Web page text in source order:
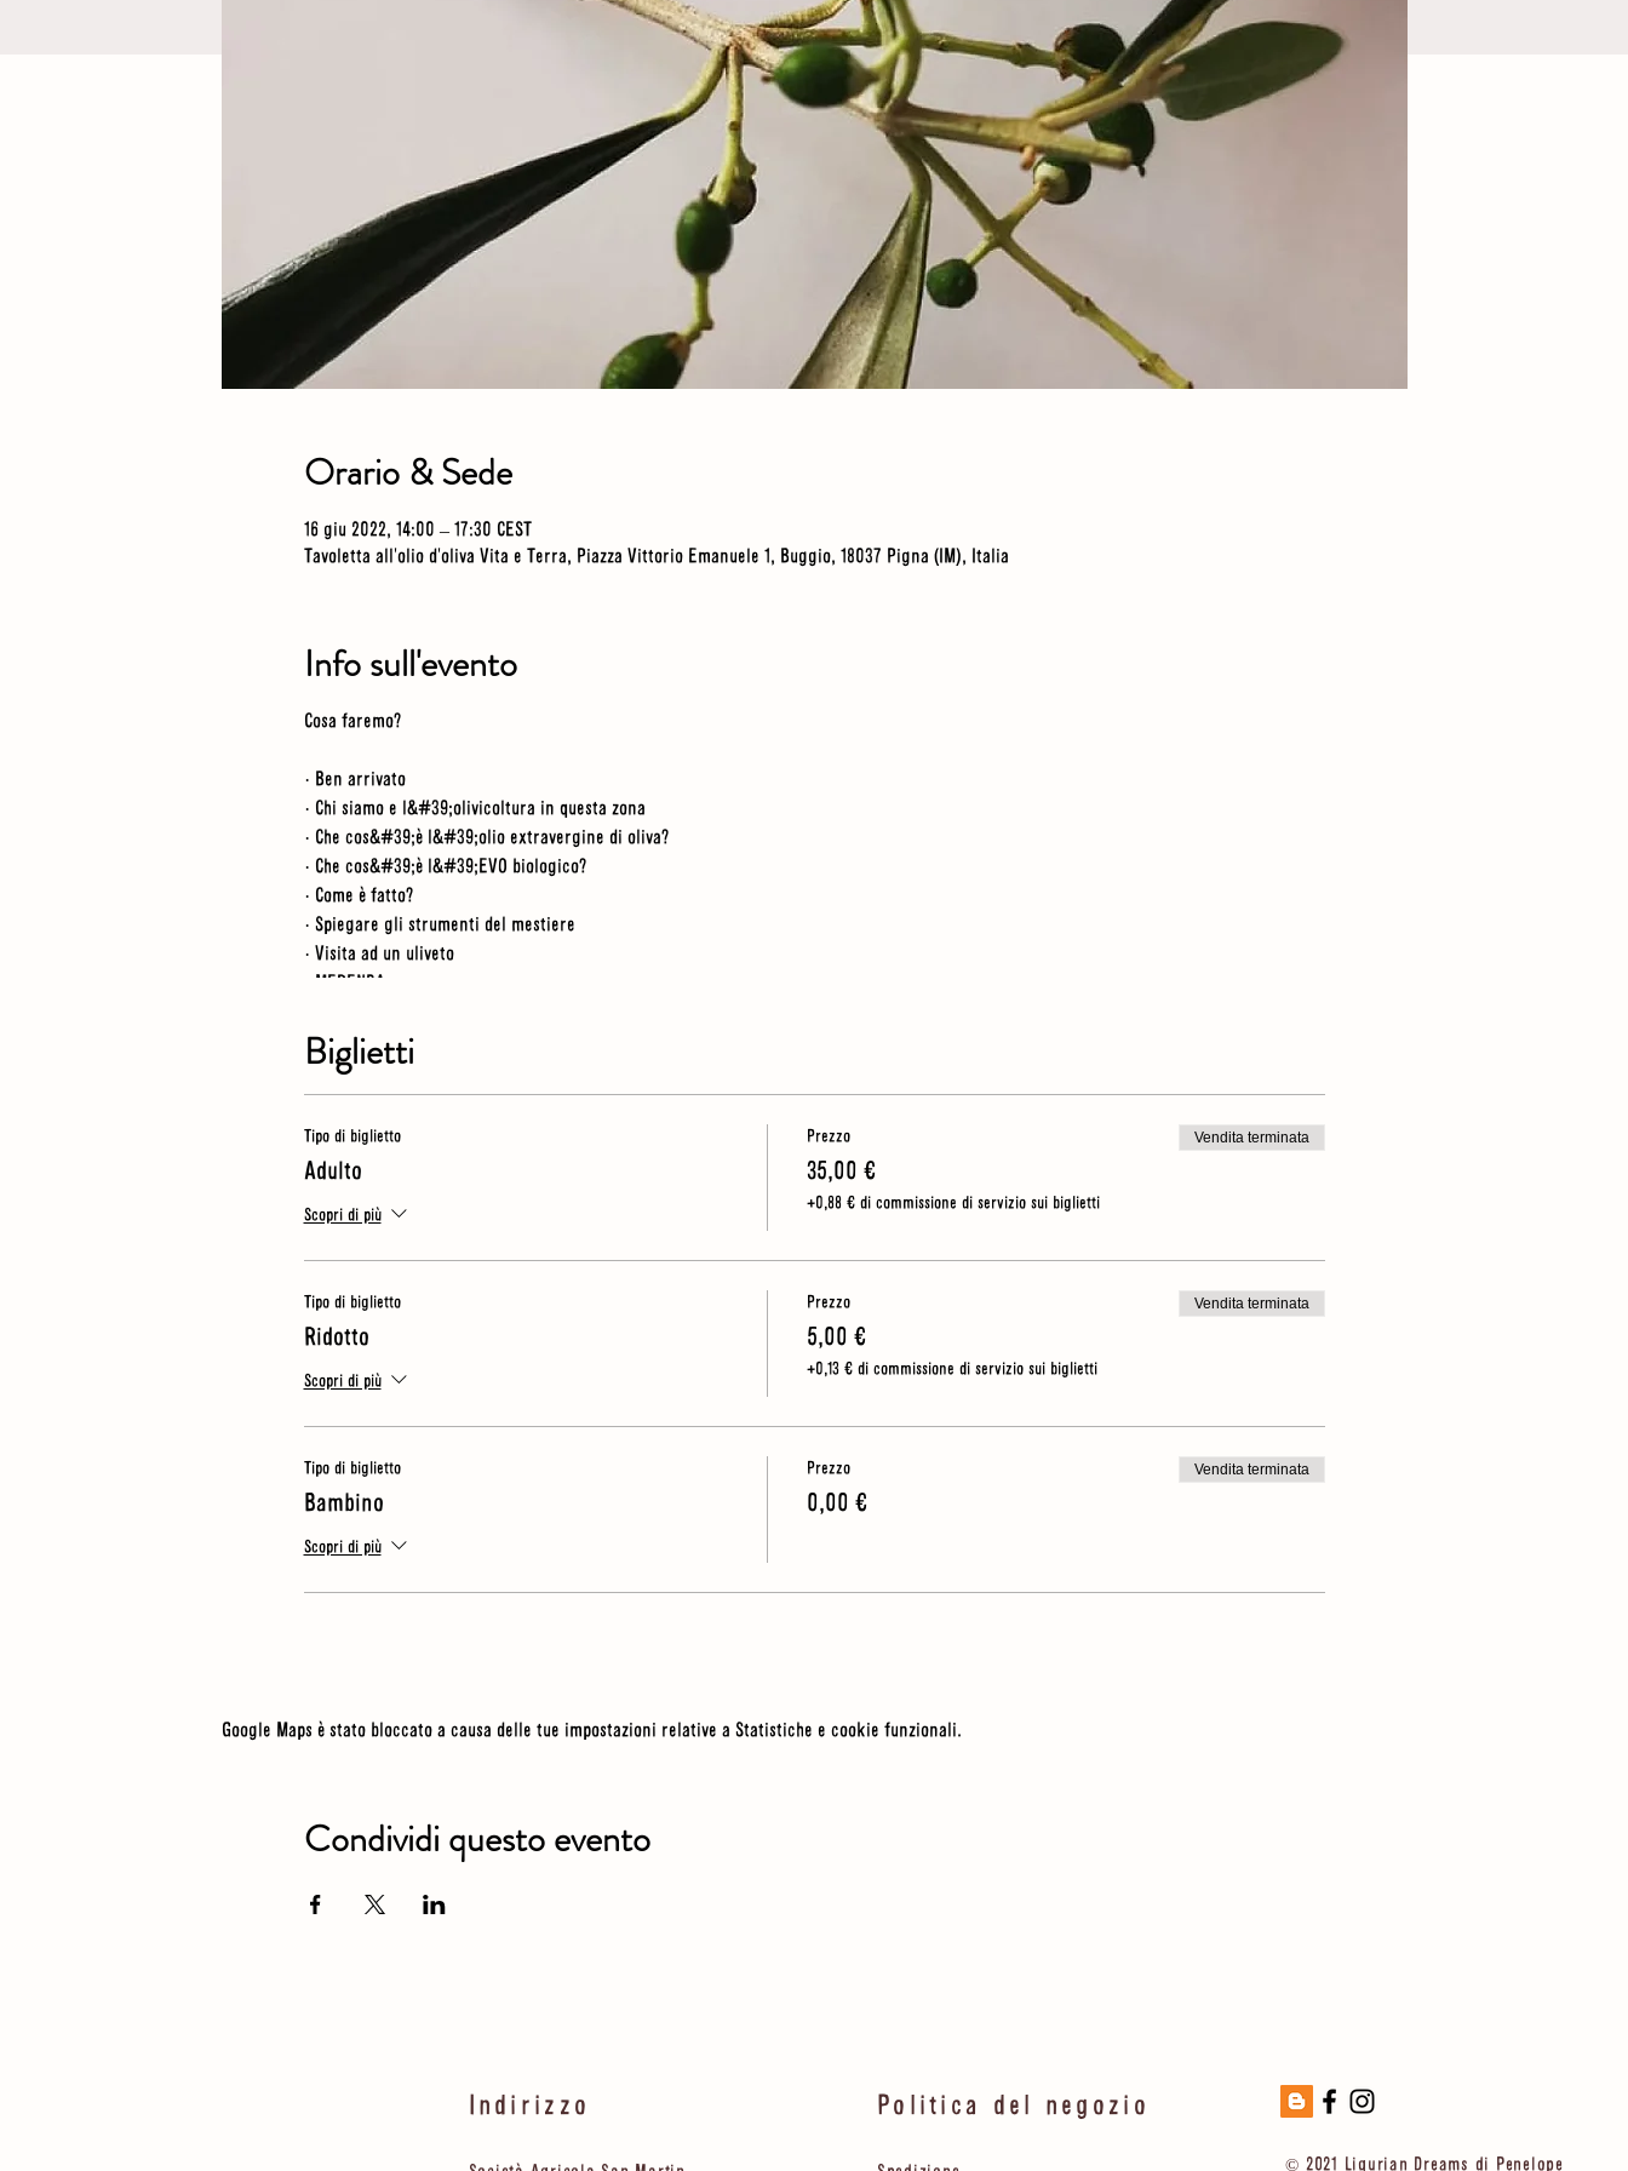
Orario & Sede
16 giu 2022, 14:00 – 17:30 CEST
Tavoletta all'olio d'oliva Vita e Terra, Piazza Vittorio Emanuele 1, Buggio, 18037 Pigna (IM), Italia
Info sull'evento
Cosa faremo?
· Ben arrivato
· Chi siamo e l&#39;olivicoltura in questa zona
· Che cos&#39;è l&#39;olio extravergine di oliva?
· Che cos&#39;è l&#39;EVO biologico?
· Come è fatto?
· Spiegare gli strumenti del mestiere
· Visita ad un uliveto
· MERENDA
· Video
· Assaggia il nostro olio
NB- per questo tour trascorriamo un po&#39; di tempo all&#39;aperto, quindi dovresti indossare scarpe robuste (senza tacchi) e
assicurarti di avere un ombrello o una giacca antipioggia per ogni evenienza
Biglietti
Tipo di biglietto
Adulto
Scopri di più
Prezzo
35,00 €
+0,88 € di commissione di servizio sui biglietti
Vendita terminata
Tipo di biglietto
Ridotto
Scopri di più
Prezzo
5,00 €
+0,13 € di commissione di servizio sui biglietti
Vendita terminata
Tipo di biglietto
Bambino
Scopri di più
Prezzo
0,00 €
Vendita terminata
Google Maps è stato bloccato a causa delle tue impostazioni relative a Statistiche e cookie funzionali.
Condividi questo evento
Indirizzo Politica del negozio
© 2021 Ligurian Dreams di Penelope